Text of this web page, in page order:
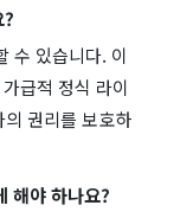
수 있습니다. 이
급적 정식 라이
권리를 보호하
해야 하나요?